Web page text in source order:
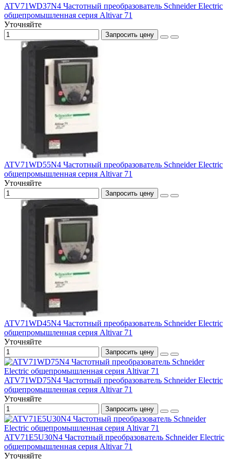
ATV71WD37N4 Частотный преобразователь Schneider Electric
общепромышленная серия Altivar 71
Уточняйте
Запросить цену
ATV71WD55N4 Частотный преобразователь Schneider Electric
общепромышленная серия Altivar 71
Уточняйте
Запросить цену
ATV71WD45N4 Частотный преобразователь Schneider Electric
общепромышленная серия Altivar 71
Уточняйте
Запросить цену
ATV71WD75N4 Частотный преобразователь Schneider Electric
общепромышленная серия Altivar 71
Уточняйте
Запросить цену
ATV71E5U30N4 Частотный преобразователь Schneider Electric
общепромышленная серия Altivar 71
Уточняйте